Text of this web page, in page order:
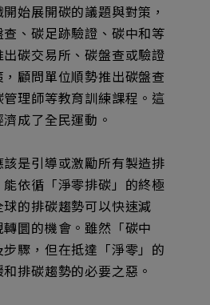
始展開碳的議題與對策，
、碳足跡驗證、碳中和等
碳交易所、碳盤查或驗證
顧問單位順勢推出碳盤查
理師等教育訓練課程。這
成了全民運動。
是引導或激勵所有製造排
依循「淨零排碳」的終極
的排碳趨勢可以快速減
圜的機會。雖然「碳中
驟，但在抵達「淨零」的
排碳趨勢的必要之惡。